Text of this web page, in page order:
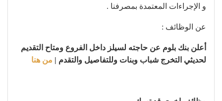
و الإجراءات المعتمدة بمصرفنا .
عن الوظائف :
أعلن بنك بلوم عن حاجته لسيلز داخل الفروع ومتاح التقديم
لحديثي التخرج شباب وبنات وللتفاصيل والتقدم | من هنا